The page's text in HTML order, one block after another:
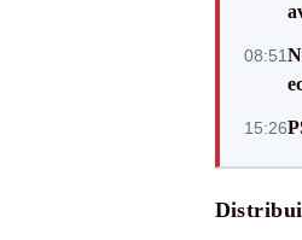
08:51
15:26